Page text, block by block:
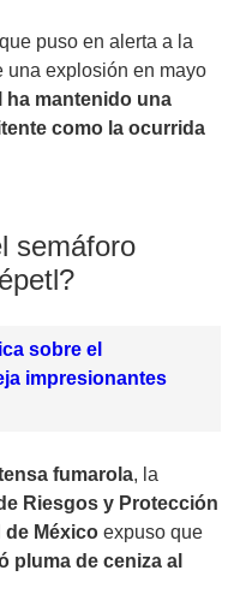
puso en alerta a la
explosión en mayo
mantenido una
como la ocurrida
semáforo
sobre el
impresionantes
fumarola, la
Riesgos y Protección
de México expuso que
pluma de ceniza al